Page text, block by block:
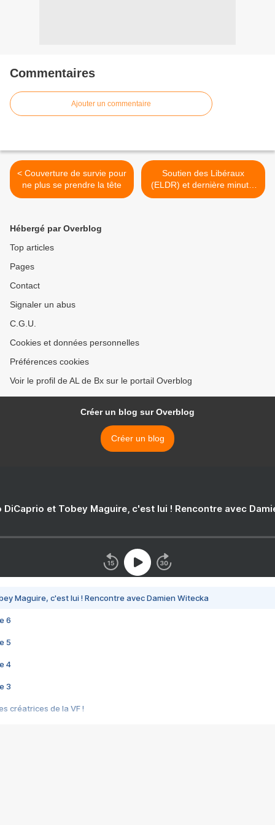
Commentaires
Ajouter un commentaire
< Couverture de survie pour
ne plus se prendre la tête
Soutien des Libéraux
(ELDR) et dernière minute:
nos présidentiables !! >
Hébergé par Overblog
Top articles
Pages
Contact
Signaler un abus
C.G.U.
Cookies et données personnelles
Préférences cookies
Voir le profil de AL de Bx sur le portail Overblog
Créer un blog sur Overblog
Créer un blog
DiCaprio et Tobey Maguire, c'est lui ! Rencontre avec
Maguire, c'est lui ! Rencontre avec Damien Witecka
6
5
4
3
créatrices de la VF !